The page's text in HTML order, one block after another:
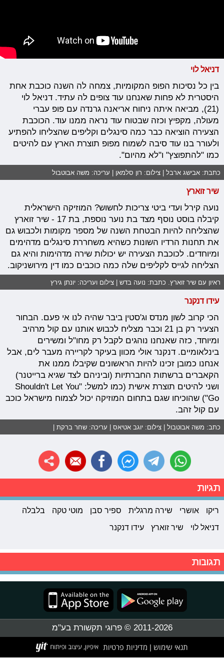
דניאל לוי
בין כל נסיכות הפופ המקומיות, צמחה לה השנה כוכבת אחת
היסטרית לא פחות שאנחנו עוד צופים לה עתיד. דניאל לוי
(21), מביאה איתה ניחוח אריאנה גרנדה עם פופ עברי
מעולה, מקפיץ וכזה שבטוח עוד נראה ממנו עוד. הכוכבת
הצעירה הוציאה כבר כמה סינגלים וקליפים שהצליחו להפתיע
ולעורר בנו עוד סיבה לשמוח מפופ תוצרת הארץ עם להיטים
כמו "להתפוצץ" ו"לא מהיום".
כתבת: אבישג ארבל | צילום: רון סלמאן | עריכה: משה אבוטבול
שיר זוארץ
נועה קירל ועדי ביטי צריכות לחשוש? המוזיקה הישראלית
קיבלה בוסט נוסף מצד בת נוער נוספת, בת 17 - שיר זוארץ
שהצליחה להיות הבטחת השנה של מספר מקומות ולכבוש גם
את תחנות הרדיו השונות כשהיא משחררת סינגלים מדהימים
ומיוחדים. לכוכבת הצעירה יש יכולות שירה מדהימות והיא גם
הצליחה לגייס לקליפים שלה כמה כוכבים כמו דין מירושניקוב.
ראיון עם שיר זוארץ. כתבת: נועה בדש | צילום ועריכה: יונתן גירץ
עידו דנקנר
הכי קרוב לשון מנדס וג'סטין ביבר שהיה לנו אי פעם. הבחור
הצעיר רק בן 21 וכבר מצליח לכבוש אותנו עם קול מרהיב
ומיוחד, כזה שאנחנו נוהגים לקבל רק מחו"ל ומשירים
בינלאומיים. דנקנר אולי מכוון בעיקר לקריירה מעבר לים, אבל
אנחנו כמובן זכינו להיות הראשונים שקיבלו ממנו את
הקאברים ברשתות החברתיות (וביניהם לצד שגיא ברייטנר)
ושני להיטים תוצרת אישית (כמו למשל: "Shouldn't Let You
Go") שהוכיחו שגם בתחום המוזיקה יכול לצמוח מישראל כוכב
עם קול זהב.
כתב: משה אבוטבול | צילום: יוגב אטיאס | עריכה: שחר ברקת |
תגיות
ריקו אושרי שירה מרגלית ספיר סבן מוטי טקה
בלבלה
דניאל לוי
שיר זוארץ עידו דנקנר
תגובות
2011-2026 © פרוגי תקשורת בע"מ
תנאי שימוש מדיניות פרטיות